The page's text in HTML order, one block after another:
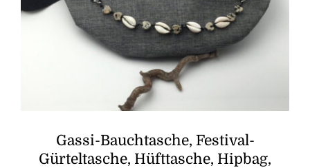
Gassi-Bauchtasche, Festival-
Gürteltasche, Hüfttasche, Hipbag,